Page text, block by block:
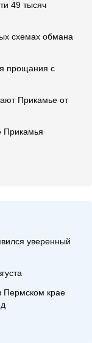
49 тысяч
схемах обмана
прощания с
Прикамье от
Прикамья
уверенный
Пермском крае